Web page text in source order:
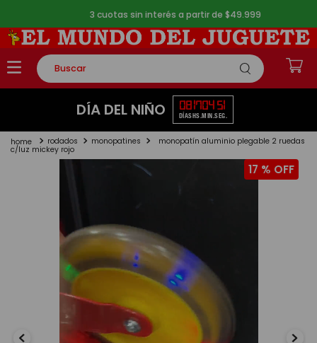
3 cuotas sin interés a partir de $49.999
Buscar
TÉRMINOS MÁS BUSCADOS
2.
lego
toy story
DÍA DEL NIÑO 08
DÍAS
17
HS.
04
MIN.
51
SEG.
rodados monopatines monopatín aluminio plegable 2 ruedas
c/luz mickey rojo
17 %